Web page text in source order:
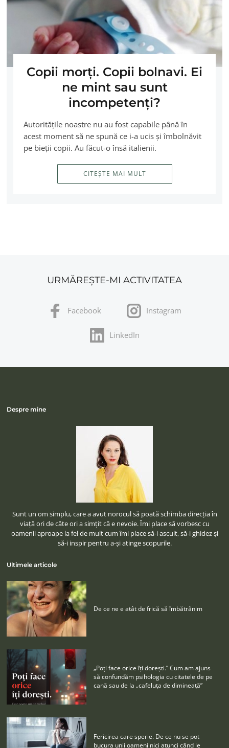
Copii morţi. Copii bolnavi. Ei
ne mint sau sunt
incompetenţi?
Autorităţile noastre nu au fost capabile până în
acest moment să ne spună ce i-a ucis şi îmbolnăvit
pe bieţii copii. Au făcut-o însă italienii.
CITEȘTE MAI MULT
URMĂREȘTE-MI ACTIVITATEA
Facebook Instagram
LinkedIn
Despre mine
Sunt un om simplu, care a avut norocul să poată schimba direcţia în
viaţă ori de câte ori a simţit că e nevoie. Îmi place să vorbesc cu
oamenii aproape la fel de mult cum îmi place să-i ascult, să-i ghidez şi
să-i inspir pentru a-şi atinge scopurile.
Ultimele articole
De ce ne e atât de frică să îmbătrânim
„Poţi face orice îţi doreşti.” Cum am ajuns
să confundăm psihologia cu citatele de pe
cană sau de la „cafeluţa de dimineaţă”
Fericirea care sperie. De ce nu se pot
bucura unii oameni nici atunci când le